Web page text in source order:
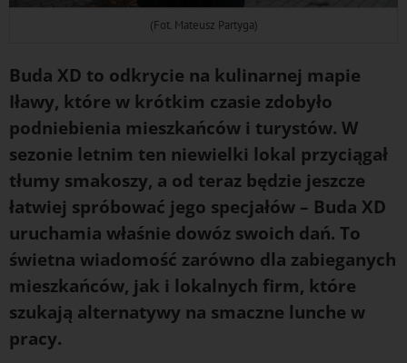
(Fot. Mateusz Partyga)
Buda XD to odkrycie na kulinarnej mapie
Iławy, które w krótkim czasie zdobyło
podniebienia mieszkańców i turystów. W
sezonie letnim ten niewielki lokal przyciągał
tłumy smakoszy, a od teraz będzie jeszcze
łatwiej spróbować jego specjałów – Buda XD
uruchamia właśnie dowóz swoich dań. To
świetna wiadomość zarówno dla zabieganych
mieszkańców, jak i lokalnych firm, które
szukają alternatywy na smaczne lunche w
pracy.